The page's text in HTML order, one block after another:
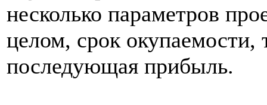
несколько параметров
целом, срок окупаемости,
последующая прибыль.